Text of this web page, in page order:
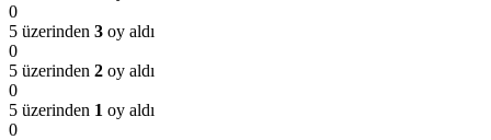
0
5 üzerinden 3 oy aldı
0
5 üzerinden 2 oy aldı
0
5 üzerinden 1 oy aldı
0